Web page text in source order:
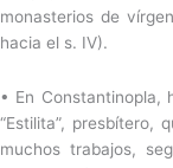
monasterios de
hacia el s. IV).
• En Constantinopla,
“Estilita”, presbítero,
muchos trabajos,